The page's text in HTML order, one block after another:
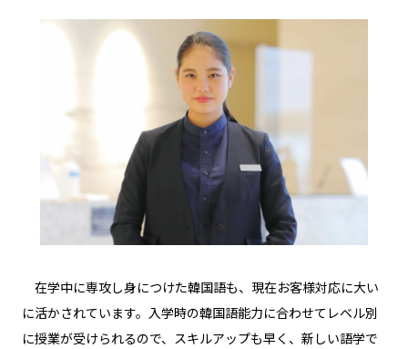
在学中に専攻し身につけた韓国語も、現在お客様対応に大い
に活かされています。入学時の韓国語能力に合わせてレベル別
に授業が受けられるので、スキルアップも早く、新しい語学で